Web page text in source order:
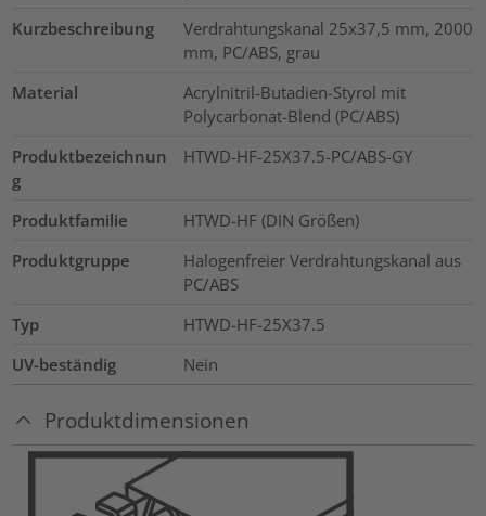
Kurzbeschreibung
Verdrahtungskanal 25x37,5 mm, 2000
mm, PC/ABS, grau
Material
Acrylnitril-Butadien-Styrol mit
Polycarbonat-Blend (PC/ABS)
Produktbezeichnun
g
HTWD-HF-25X37.5-PC/ABS-GY
Produktfamilie
HTWD-HF (DIN Größen)
Produktgruppe
Halogenfreier Verdrahtungskanal aus
PC/ABS
Typ
HTWD-HF-25X37.5
UV-beständig
Nein
Produktdimensionen